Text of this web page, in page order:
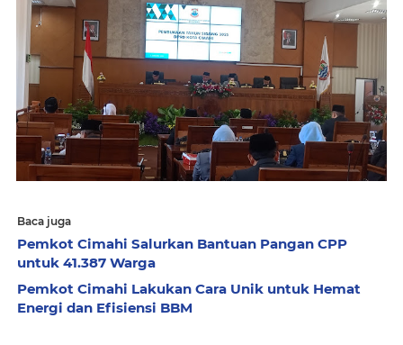
Baca juga
Pemkot Cimahi Salurkan Bantuan Pangan CPP
untuk 41.387 Warga
Pemkot Cimahi Lakukan Cara Unik untuk Hemat
Energi dan Efisiensi BBM